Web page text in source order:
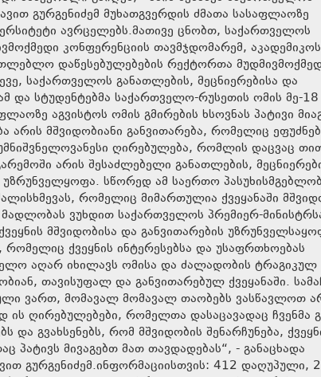
გურგენიძემ მუხათგვერდის ძმათა სასაფლაოზე
ავრცელებს.მათივე ცნობთ, საქართველოს
კონფერენციის თავმჯდომარემ,
დაწესებულებების რექტორთა
საქართველოს განათლების, მეცნიერებისა და
და სტუდენტებმა საქართველო-რუსეთის ომის მე-18
აგვისტოს ომის გმირების ხსოვნას პატივი
არის მშვიდობიანი განვითარება, რომელიც
ღირებულება, რომლის დაცვაც
არის შესაძლებელი განათლების,
სწორედ ამ საერთო
რომელიც მიმართულია ქვეყანაში
ვუხდით საქართველოს პრემიერ-
მშვიდობისა და განვითარების
ქვეყნის ინტერესებსა და უსაფრთხოებას
აღარ იხილავს ომისა და ძალადობის ტრაგიკულ
თავისუფალ და განვითარებულ ქვეყანაში.
ვართ, მომავალ მომავალ თაობებს ვასწავლოთ
ღირებულებები, რომელთა დასაცავადაც ჩვენმა
გვახსენებს, რომ მშვიდობის შენარჩუნება,
პატივს მივაგებთ მათ თავდადებას“, - განაცხადა
გურგენიძემ.ინფორმაციისთვის: 412 დაღუპული,